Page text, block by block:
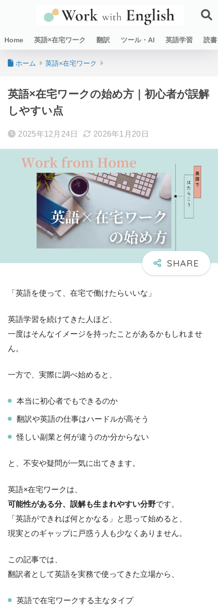
Home 英語×在宅ワーク 翻訳 ツール・AI 英語学習 読
ホーム 英語×在宅ワーク
英語×在宅ワークの始め方｜初心者が誤解
しやすい点
2025年12月24日 2026年1月20日
「英語を使って、在宅で働けたらいいな」
英語学習を続けてきた人ほど、
一度はそんなイメージを持ったことがあるかもしれませ
ん。
一方で、実際に調べ始めると、
本当に初心者でもできるのか
翻訳や英語の仕事はハードルが高そう
怪しい副業と何が違うのか分からない
と、不安や疑問が一気に出てきます。
英語×在宅ワークは、
可能性がある分、誤解も生まれやすい分野です。
「英語ができれば何とかなる」と思って始めると、
現実とのギャップに戸惑う人も少なくありません。
この記事では、
翻訳者として英語を実務で使ってきた立場から、
英語で在宅ワークする主なタイプ